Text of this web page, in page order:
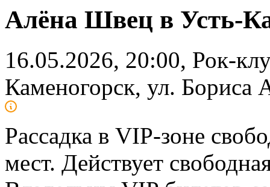
Алёна Швец в Усть-
16.05.2026, 20:00, Рок-
Каменогорск, ул. Бориса
Рассадка в VIP-зоне
мест. Действует